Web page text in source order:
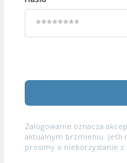
Zalogowanie oznacza
aktualnym brzmieniu. Jeśli
prosimy o niekorzystanie z